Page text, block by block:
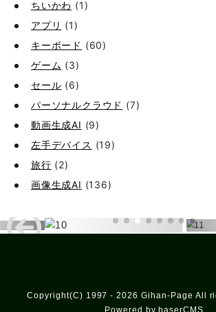
ちいかわ (1)
アプリ (1)
キーボード (60)
ゲーム (3)
セール (6)
パーソナルクラウド (7)
動画生成AI (9)
左手デバイス (19)
旅行 (2)
画像生成AI (136)
Copyright(C) 1997 - 2026 Gihan-Page All
Powered by baserCMS